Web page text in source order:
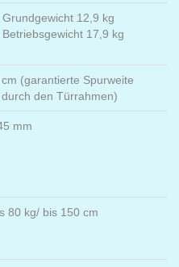
Grundgewicht 12,9 kg
Betriebsgewicht 17,9 kg
(garantierte Spurweite
den Türrahmen)
mm
80 kg/ bis 150 cm